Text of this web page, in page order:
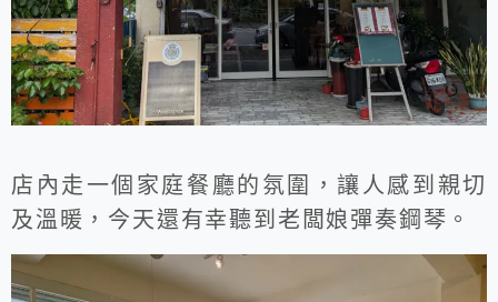
店內走一個家庭餐廳的氛圍，讓人感到親切
及溫暖，今天還有幸聽到老闆娘彈奏鋼琴。